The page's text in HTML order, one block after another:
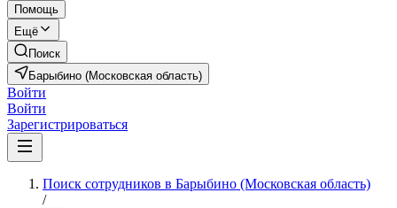
Помощь
Ещё
Поиск
Барыбино (Московская область)
Войти
Войти
Зарегистрироваться
Поиск сотрудников в Барыбино (Московская область)
/